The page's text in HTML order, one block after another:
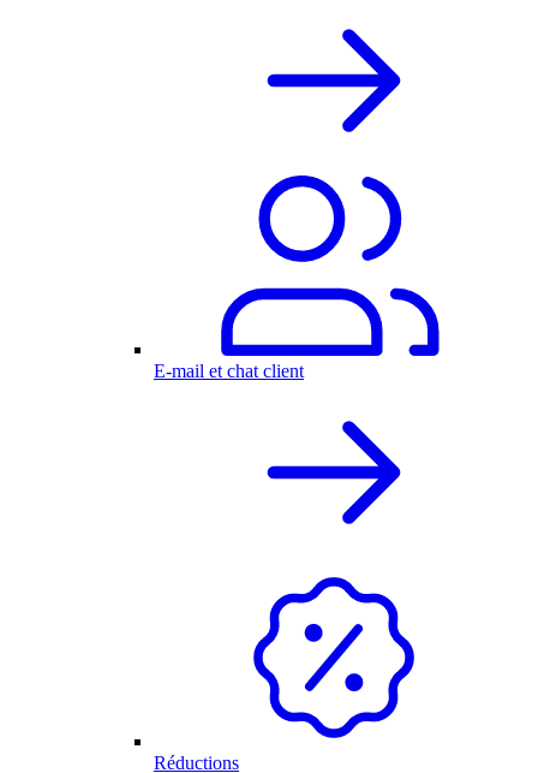
E-mail et chat client
Réductions